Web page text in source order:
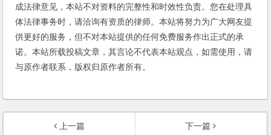
成法律意见，本站不对资料的完整性和时效性负责。您在处理具
体法律事务时，请洽询有资质的律师。本站将努力为广大网友提
供更好的服务，但不对本站提供的任何免费服务作出正式的承
诺。本站所载投稿文章，其言论不代表本站观点，如需使用，请
与原作者联系，版权归原作者所有。
上一篇
下一篇